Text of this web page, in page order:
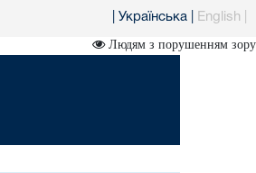
Українська English
Людям з порушенням зору